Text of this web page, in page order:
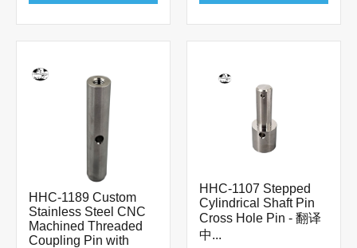
HHC-1189 Custom
Stainless Steel CNC
Machined Threaded
Coupling Pin with
HHC-1107 Stepped
Cylindrical Shaft Pin
Cross Hole Pin - 翻译
中...